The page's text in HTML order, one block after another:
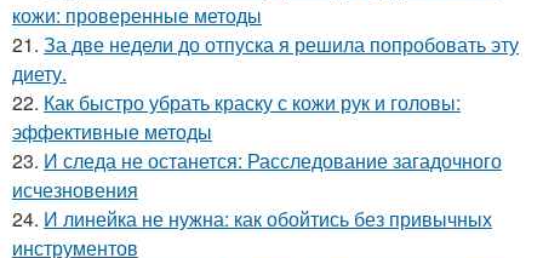
кожи: проверенные методы
21. За две недели до отпуска я решила попробовать эту
диету.
22. Как быстро убрать краску с кожи рук и головы:
эффективные методы
23. И следа не останется: Расследование загадочного
исчезновения
24. И линейка не нужна: как обойтись без привычных
инструментов